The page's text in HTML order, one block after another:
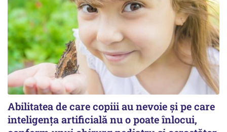
Abilitatea de care copiii au nevoie și pe care
inteligența artificială nu o poate înlocui,